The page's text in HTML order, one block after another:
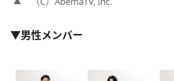
▼男性メンバー